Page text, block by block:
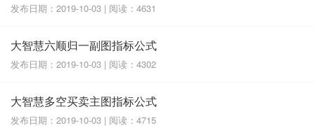
发布日期：2019-10-03 | 阅读：4631
大智慧六顺归一副图指标公式
发布日期：2019-10-03 | 阅读：4302
大智慧多空买卖主图指标公式
发布日期：2019-10-03 | 阅读：4715